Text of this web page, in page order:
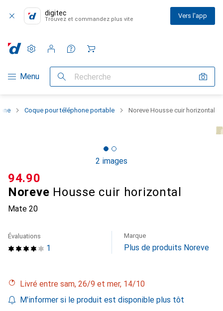
digitec
Trouvez et commandez plus vite Vers l'app
Navigation par catégorie
Menu Recherche
Paramètres
Compte client
Listes de comparaison
Listes d'envies
Panier
Coque pour téléphone portable Noreve Housse cuir horizontal
2 images
Noreve Housse cuir horizontal
Mate 20
CHF
94.90
1
Évaluations Marque
Plus de produits Noreve
Livré entre sam, 26/9 et mer, 14/10
M'informer si le produit est disponible plus tôt